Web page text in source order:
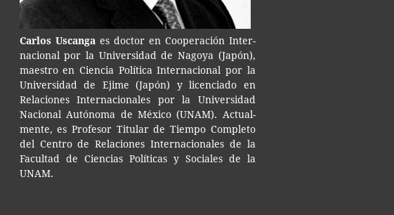
Car­los Uscangaes doc­tor en Coope­ra­ción Inter­
na­cio­nal por la Uni­ver­si­dad de Nago­ya (Japón),
maes­tro en Cien­cia Polí­ti­ca Inter­na­cio­nal por la
Uni­ver­si­dad de Ejime (Japón) y licen­cia­do en
Rela­cio­nes Inter­na­cio­na­les por la Uni­ver­si­dad
Nacio­nal Autó­no­ma de Méxi­co (UNAM). Actual­
men­te, es Pro­fe­sor Titu­lar de Tiem­po Com­ple­to
del Cen­tro de Rela­cio­nes Inter­na­cio­na­les de la
Facul­tad de Cien­cias Polí­ti­cas y Socia­les de la
UNAM.